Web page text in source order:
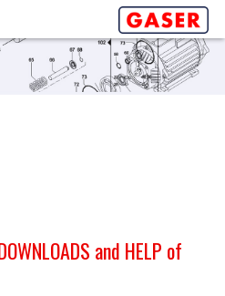
and HELP of